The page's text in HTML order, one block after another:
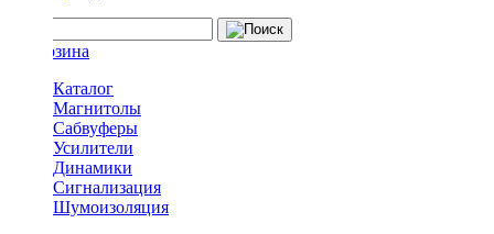
Каталог
Магнитолы
Сабвуферы
Усилители
Динамики
Сигнализация
Шумоизоляция